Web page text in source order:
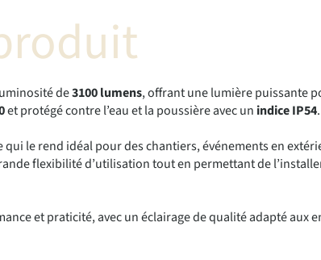
de3100 lumens, offrant une lumière puissante
et protégé contre l’eau et la poussière avec un indice IP54.
le rend idéal pour des chantiers, événements en
flexibilité d’utilisation tout en permettant de
et praticité, avec un éclairage de qualité adapté